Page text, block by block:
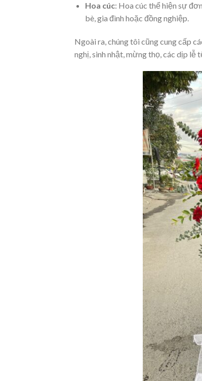
Hoa cúc: Hoa cúc thể hiện sự
bè, gia đình hoặc đồng nghiệp.
Ngoài ra, chúng tôi cũng cung cấp
nghị, sinh nhật, mừng thọ, các dịp lễ